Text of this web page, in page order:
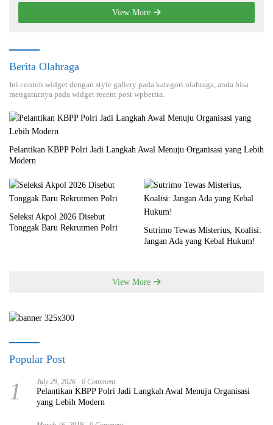
View More
Berita Olahraga
Ini contoh widget dengan style gallery pada kategori olahraga, anda bisa
mengaturnya pada widget recent post wpberita.
Pelantikan KBPP Polri Jadi Langkah Awal Menuju Organisasi yang Lebih
Modern
Seleksi Akpol 2026 Disebut
Tonggak Baru Rekrutmen Polri
Sutrimo Tewas Misterius, Koalisi:
Jangan Ada yang Kebal Hukum!
View More
Popular Post
1 July 29, 2026 0 Comment
Pelantikan KBPP Polri Jadi Langkah Awal Menuju Organisasi
yang Lebih Modern